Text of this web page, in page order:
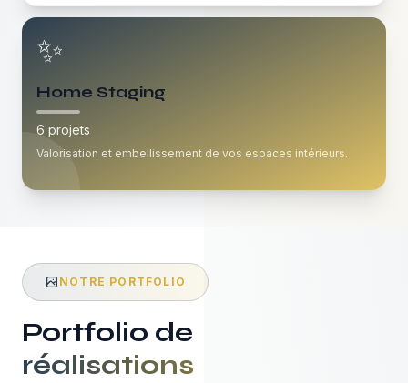
✨
Home Staging
6 projets
Valorisation et embellissement de vos espaces intérieurs.
NOTRE PORTFOLIO
Portfolio de
réalisations